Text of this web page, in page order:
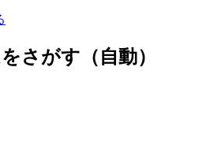
さがす（自動）